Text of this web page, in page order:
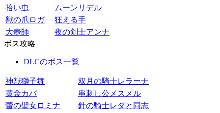
拾い虫
ムーンリデル
獣の爪ロガ
狂える手
大壺師
夜の剣士アンナ
ボス攻略
DLCのボス一覧
神獣獅子舞
双月の騎士レラーナ
黄金カバ
串刺し公メスメル
蕾の聖女ロミナ
針の騎士レダと同志